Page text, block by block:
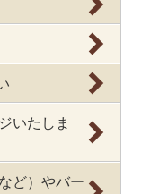
いたしま
ど）やバー